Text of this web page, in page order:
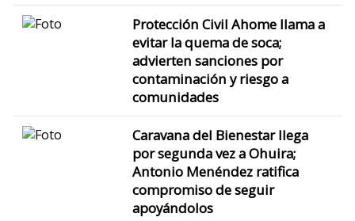
Protección Civil Ahome llama a
evitar la quema de soca;
advierten sanciones por
contaminación y riesgo a
comunidades
Caravana del Bienestar llega
por segunda vez a Ohuira;
Antonio Menéndez ratifica
compromiso de seguir
apoyándolos